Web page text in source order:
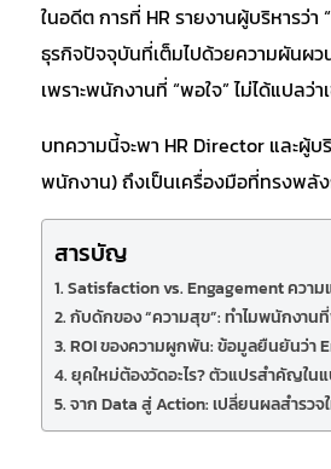
ในอดีต การที่ HR รายงานผู้บริหารว่
ธุรกิจปัจจุบันที่เต็มไปด้วยความผันผ
เพราะพนักงานที่ “พอใจ” ไม่ได้แปลว่า
บทความนี้จะพา HR Director และผู้บ
พนักงาน) ถึงเป็นเครื่องมือที่ทรงพลัง
สารบัญ
1. Satisfaction vs. Engagement ควา
2. กับดักของ “ความสุข”: ทำไมพนักงา
3. ROI ของความผูกพัน: ข้อมูลยืนยันว่า
4. ยุคใหม่ต้องวัดอะไร? ตัวแปรสำคัญใ
5. จาก Data สู่ Action: เปลี่ยนผลสำรว